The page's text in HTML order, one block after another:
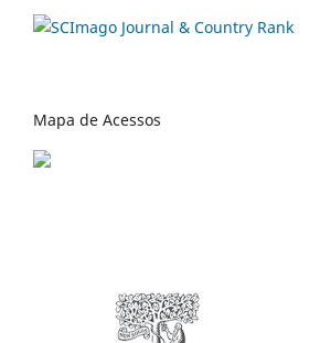
Mapa de Acessos